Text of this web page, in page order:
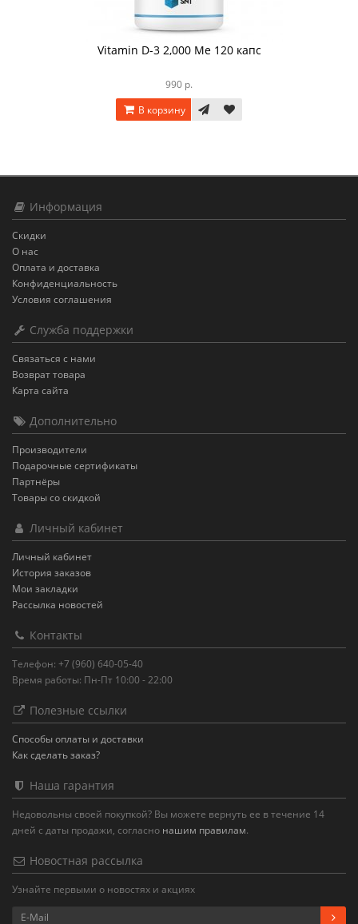
Vitamin D-3 2,000 Ме 120 капс
990 р.
В корзину
Информация
Скидки
О нас
Оплата и доставка
Конфиденциальность
Условия соглашения
Служба поддержки
Связаться с нами
Возврат товара
Карта сайта
Дополнительно
Производители
Подарочные сертификаты
Партнёры
Товары со скидкой
Личный кабинет
Личный кабинет
История заказов
Мои закладки
Рассылка новостей
Контакты
Телефон: +7 (960) 640-05-40
Время работы: Пн-Пт 10:00 - 22:00
Полезные ссылки
Способы оплаты и доставки
Как сделать заказ?
Наша гарантия
Недовольны своей покупкой? Вы можете вернуть ее в течение 14
дней с даты продажи, согласно нашим правилам.
Новостная рассылка
Узнайте первыми о новостях и акциях